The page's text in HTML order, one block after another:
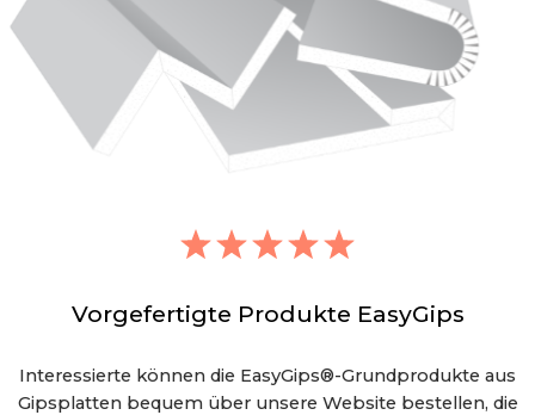
Vorgefertigte Produkte EasyGips
Interessierte können die EasyGips®-Grundprodukte aus
Gipsplatten bequem über unsere Website bestellen, die